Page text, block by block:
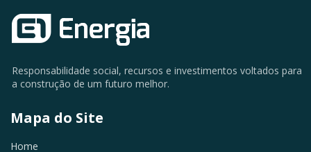
Responsabilidade social, recursos e investimentos voltados para
a construção de um futuro melhor.
Mapa do Site
Home